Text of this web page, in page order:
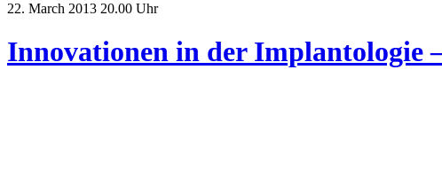
22. March 2013 20.00 Uhr
Innovationen in der Implantologie